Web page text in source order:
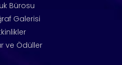
Bürosu
Galerisi
ve Ödüller